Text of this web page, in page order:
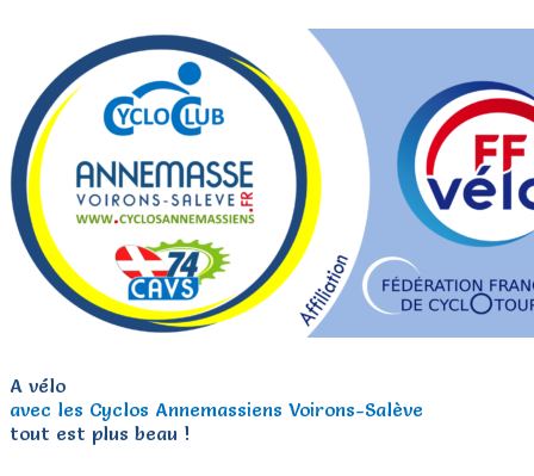
A vélo
avec les Cyclos Annemassiens Voirons-Salève
tout est plus beau !